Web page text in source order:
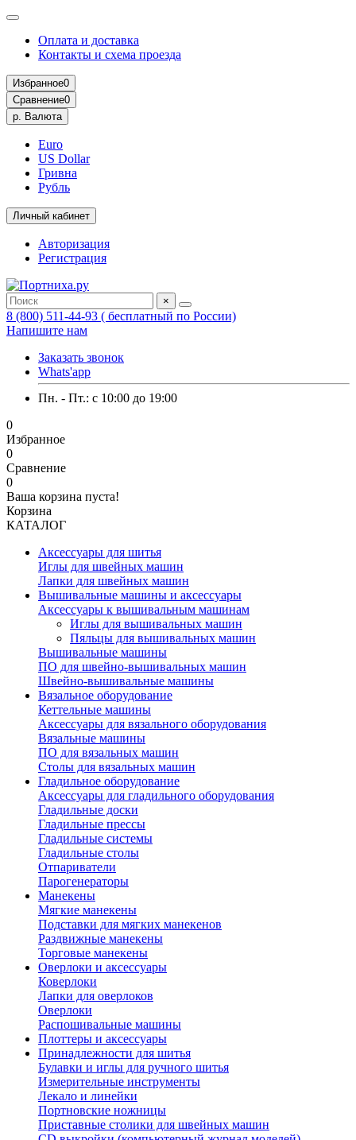
Оплата и доставка
Контакты и схема проезда
Избранное0
Сравнение0
р. Валюта
Euro
US Dollar
Гривна
Рубль
Личный кабинет
Авторизация
Регистрация
×
8 (800) 511-44-93 ( бесплатный по России)
Напишите нам
Заказать звонок
Whats'app
Пн. - Пт.: c 10:00 до 19:00
0
Избранное
0
Сравнение
0
Ваша корзина пуста!
Корзина
КАТАЛОГ
Аксессуары для шитья
Иглы для швейных машин
Лапки для швейных машин
Вышивальные машины и аксессуары
Аксессуары к вышивальным машинам
Иглы для вышивальных машин
Пяльцы для вышивальных машин
Вышивальные машины
ПО для швейно-вышивальных машин
Швейно-вышивальные машины
Вязальное оборудование
Кеттельные машины
Аксессуары для вязального оборудования
Вязальные машины
ПО для вязальных машин
Столы для вязальных машин
Гладильное оборудование
Аксессуары для гладильного оборудования
Гладильные доски
Гладильные прессы
Гладильные системы
Гладильные столы
Отпариватели
Парогенераторы
Манекены
Мягкие манекены
Подставки для мягких манекенов
Раздвижные манекены
Торговые манекены
Оверлоки и аксессуары
Коверлоки
Лапки для оверлоков
Оверлоки
Распошивальные машины
Плоттеры и аксессуары
Принадлежности для шитья
Булавки и иглы для ручного шитья
Измерительные инструменты
Лекало и линейки
Портновские ножницы
Приставные столики для швейных машин